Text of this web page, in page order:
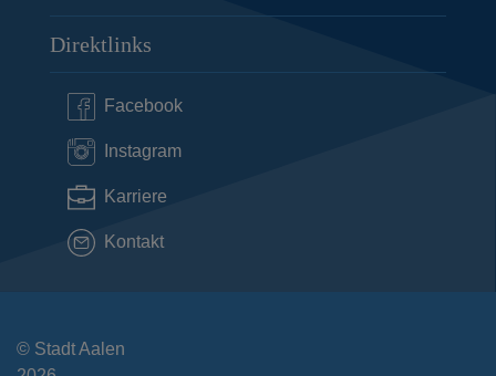
Direktlinks
Facebook
Instagram
Karriere
Kontakt
© Stadt Aalen